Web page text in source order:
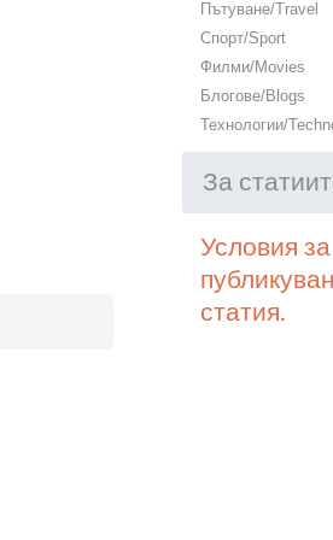
Пътуване/Travel
Спорт/Sport
Филми/Movies
Блогове/Blogs
За
Условия за
статия.